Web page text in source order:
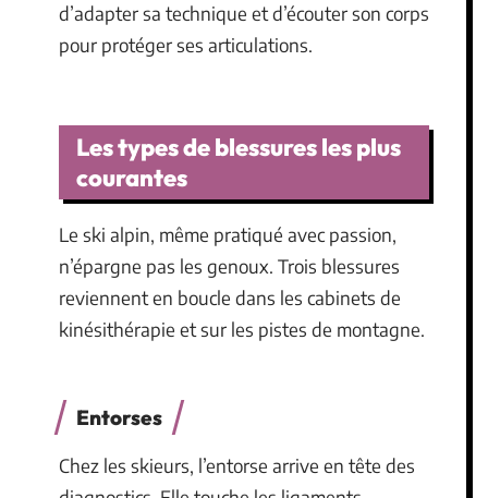
d’adapter sa technique et d’écouter son corps
pour protéger ses articulations.
Les types de blessures les plus
courantes
Le ski alpin, même pratiqué avec passion,
n’épargne pas les genoux. Trois blessures
reviennent en boucle dans les cabinets de
kinésithérapie et sur les pistes de montagne.
Entorses
Chez les skieurs, l’entorse arrive en tête des